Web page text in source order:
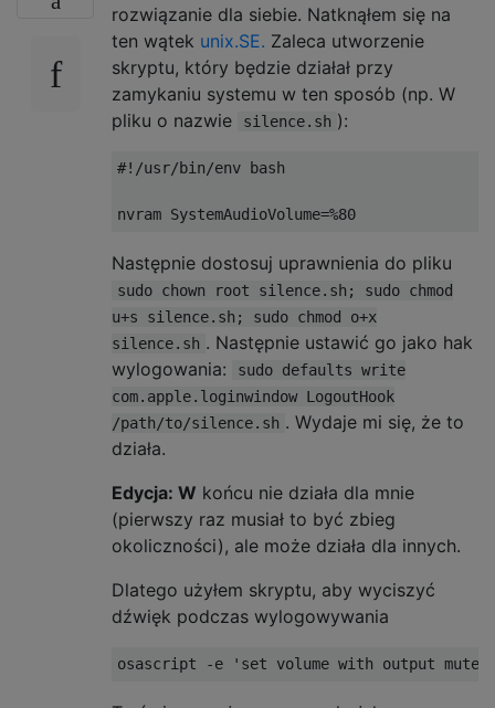
rozwiązanie dla siebie. Natknąłem się na
ten wątek unix.SE. Zaleca utworzenie
skryptu, który będzie działał przy
zamykaniu systemu w ten sposób (np. W
pliku o nazwie
silence.sh ):
#!/usr/bin/env bash
Następnie dostosuj uprawnienia do pliku
sudo chown root silence.sh; sudo chmod
u+s silence.sh; sudo chmod o+x
silence.sh . Następnie ustawić go jako hak
wylogowania:
sudo defaults write
com.apple.loginwindow LogoutHook
/path/to/silence.sh . Wydaje mi się, że to
działa.
Edycja: W końcu nie działa dla mnie
(pierwszy raz musiał to być zbieg
okoliczności), ale może działa dla innych.
Dlatego użyłem skryptu, aby wyciszyć
dźwięk podczas wylogowywania